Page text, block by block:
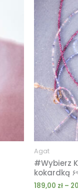
Agat
#Wybierz
kokardką ۶ৎ
189,00 zł –